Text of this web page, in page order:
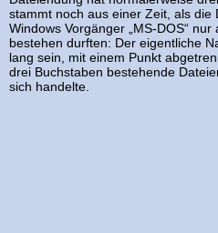
stammt noch aus einer Zeit, als die
Windows Vorgänger „MS-DOS“
bestehen durften: Der eigentliche
lang sein, mit einem Punkt
drei Buchstaben bestehende
sich handelte.